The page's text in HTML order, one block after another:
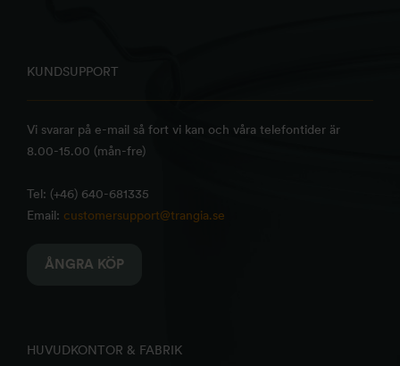
KUNDSUPPORT
Vi svarar på e-mail så fort vi kan och våra telefontider är
8.00-15.00 (mån-fre)
Tel: (+46) 640-681335
Email: customersupport@trangia.se
ÅNGRA KÖP
HUVUDKONTOR & FABRIK